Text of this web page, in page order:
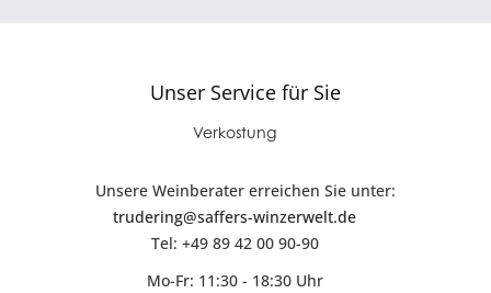
Unser Service für Sie
Verkostung
Unsere Weinberater erreichen Sie unter:
trudering@saffers-winzerwelt.de
Tel: +49 89 42 00 90-90
Mo-Fr: 11:30 - 18:30 Uhr